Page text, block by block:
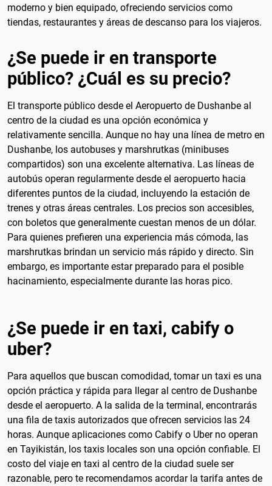
moderno y bien equipado, ofreciendo servicios como
tiendas, restaurantes y áreas de descanso para los viajeros.
¿Se puede ir en transporte
público? ¿Cuál es su precio?
El transporte público desde el Aeropuerto de Dushanbe al
centro de la ciudad es una opción económica y
relativamente sencilla. Aunque no hay una línea de metro en
Dushanbe, los autobuses y marshrutkas (minibuses
compartidos) son una excelente alternativa. Las líneas de
autobús operan regularmente desde el aeropuerto hacia
diferentes puntos de la ciudad, incluyendo la estación de
trenes y otras áreas centrales. Los precios son accesibles,
con boletos que generalmente cuestan menos de un dólar.
Para quienes prefieren una experiencia más cómoda, las
marshrutkas brindan un servicio más rápido y directo. Sin
embargo, es importante estar preparado para el posible
hacinamiento, especialmente durante las horas pico.
¿Se puede ir en taxi, cabify o
uber?
Para aquellos que buscan comodidad, tomar un taxi es una
opción práctica y rápida para llegar al centro de Dushanbe
desde el aeropuerto. A la salida de la terminal, encontrarás
una fila de taxis autorizados que ofrecen servicios las 24
horas. Aunque aplicaciones como Cabify o Uber no operan
en Tayikistán, los taxis locales son una opción confiable. El
costo del viaje en taxi al centro de la ciudad suele ser
razonable, pero te recomendamos acordar la tarifa antes de